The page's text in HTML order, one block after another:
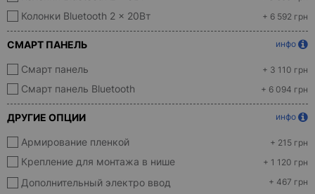
Колонки Bluetooth 2 x 20Вт + 6 592 грн
СМАРТ ПАНЕЛЬ инфо
Смарт панель + 3 110 грн
Смарт панель Bluetooth + 6 094 грн
ДРУГИЕ ОПЦИИ инфо
Армирование пленкой + 215 грн
Крепление для монтажа в нише + 1 120 грн
Дополнительный электро ввод + 467 грн